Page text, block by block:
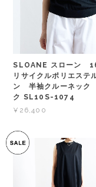
SLOANE スローン
リサイクルポリエステ
ン 半袖クルーネック
ク SL10S-1074
¥26,400